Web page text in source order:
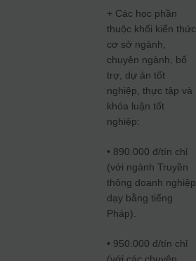
+ Các học phần
thuộc khối kiến thức
cơ sở ngành,
chuyên ngành, bổ
trợ, dự án tốt
nghiệp, thực tập và
khóa luận tốt
nghiệp:
• 890.000 đ/tín chỉ
(với ngành Truyền
thông doanh nghiệp
dạy bằng tiếng
Pháp).
• 950.000 đ/tín chỉ